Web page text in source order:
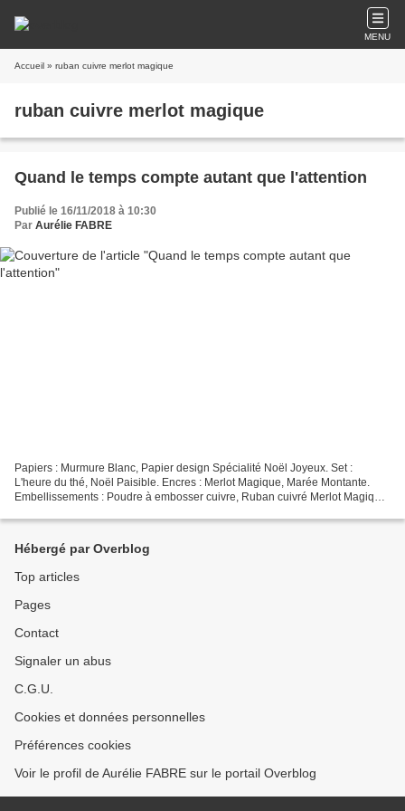
MENU
Accueil » ruban cuivre merlot magique
ruban cuivre merlot magique
Quand le temps compte autant que l'attention
Publié le 16/11/2018 à 10:30
Par Aurélie FABRE
Papiers : Murmure Blanc, Papier design Spécialité Noël Joyeux. Set :
L'heure du thé, Noël Paisible. Encres : Merlot Magique, Marée Montante.
Embellissements : Poudre à embosser cuivre, Ruban cuivré Merlot Magique
Hébergé par Overblog
Top articles
Pages
Contact
Signaler un abus
C.G.U.
Cookies et données personnelles
Préférences cookies
Voir le profil de Aurélie FABRE sur le portail Overblog